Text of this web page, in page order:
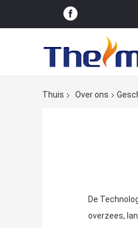
Thuis Over ons
De
overzees,